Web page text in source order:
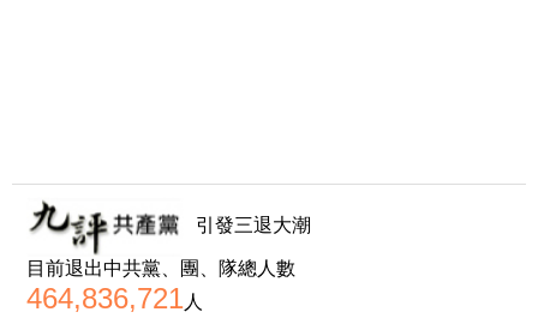
引發三退大潮
目前退出中共黨、團、隊總人數
464,836,721人